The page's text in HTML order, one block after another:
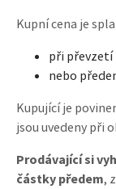
Kupní cena je
při
nebo
Kupující je
jsou uvedeny při
Prodávající si
částky předem,